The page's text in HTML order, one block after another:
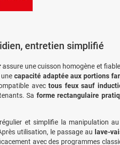
entretien simplifié
assure une cuisson homogène et
unecapacité adaptée aux portions
avectous feux sauf
Sa forme rectangulaire
et simplifie la manipulation
utilisation, le passage au lave-
avec des programmes